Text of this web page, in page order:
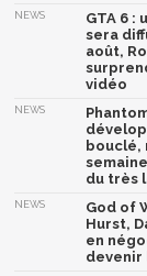
NEWS
GTA 6 :
sera
août,
vidéo
NEWS
bouclé,
du très
NEWS
God of
Hurst,
en
devenir